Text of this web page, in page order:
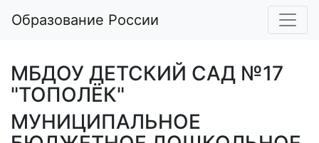
Образование России
МБДОУ ДЕТСКИЙ САД №17
"ТОПОЛЁК"
МУНИЦИПАЛЬНОЕ